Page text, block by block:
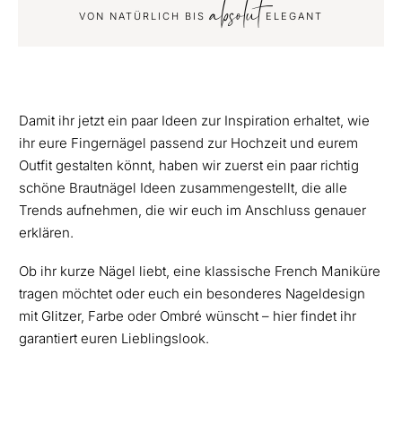
VON NATÜRLICH BISabsolut ELEGANT
Damit ihr jetzt ein paar Ideen zur Inspiration erhaltet, wie
ihr eure Fingernägel passend zur Hochzeit und eurem
Outfit gestalten könnt, haben wir zuerst ein paar richtig
schöne Brautnägel Ideen zusammengestellt, die alle
Trends aufnehmen, die wir euch im Anschluss genauer
erklären.
Ob ihr kurze Nägel liebt, eine klassische French Maniküre
tragen möchtet oder euch ein besonderes Nageldesign
mit Glitzer, Farbe oder Ombré wünscht – hier findet ihr
garantiert euren Lieblingslook.